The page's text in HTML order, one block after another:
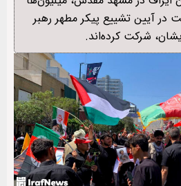
در آیین تشییع پیکر مطهر رهبر
شرکت کرده‌اند.